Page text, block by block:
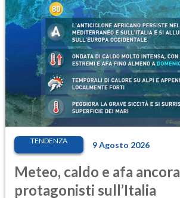
TENDENZA 9 Agosto 2026
Meteo, caldo e afa ancora
protagonisti sull’Italia